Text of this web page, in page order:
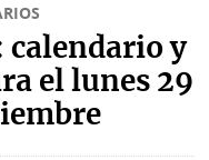
calendario y
el lunes 29